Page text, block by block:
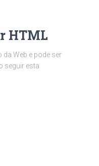
HTML
Web e pode ser
seguir esta